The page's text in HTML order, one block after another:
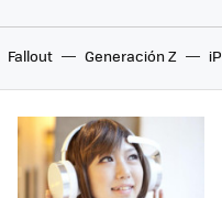
Fallout Generación Z